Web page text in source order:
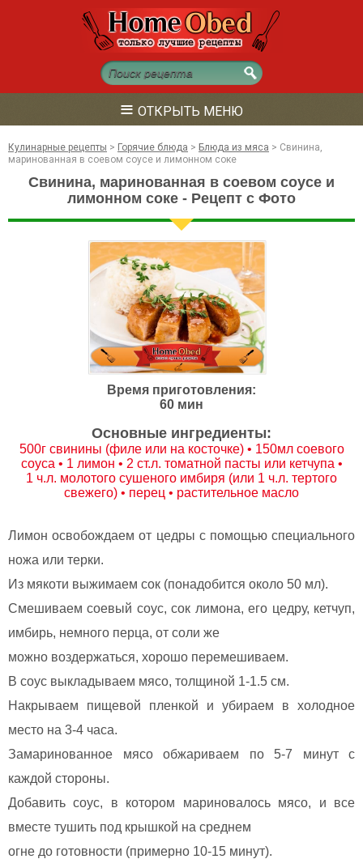
≡ ОТКРЫТЬ МЕНЮ
Кулинарные рецепты > Горячие блюда > Блюда из мяса > Свинина,
маринованная в соевом соусе и лимонном соке
Свинина, маринованная в соевом соусе и
лимонном соке - Рецепт с Фото
Время приготовления:
60 мин
Основные ингредиенты:
500г свинины (филе или на косточке) • 150мл соевого
соуса • 1 лимон • 2 ст.л. томатной пасты или кетчупа •
1 ч.л. молотого сушеного имбиря (или 1 ч.л. тертого
свежего) • перец • растительное масло
Лимон освобождаем от цедры с помощью специального
ножа или терки.
Из мякоти выжимаем сок (понадобится около 50 мл).
Смешиваем соевый соус, сок лимона, его цедру, кетчуп,
имбирь, немного перца, от соли же
можно воздержаться, хорошо перемешиваем.
В соус выкладываем мясо, толщиной 1-1.5 см.
Накрываем пищевой пленкой и убираем в холодное
место на 3-4 часа.
Замаринованное мясо обжариваем по 5-7 минут с
каждой стороны.
Добавить соус, в котором мариновалось мясо, и все
вместе тушить под крышкой на среднем
огне до готовности (примерно 10-15 минут).